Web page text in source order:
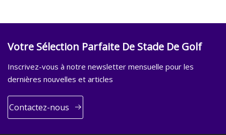
Votre Sélection Parfaite De Stade De Golf
Inscrivez-vous à notre newsletter mensuelle pour les
dernières nouvelles et articles
Contactez-nous